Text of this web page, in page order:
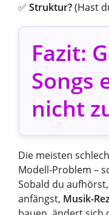
✅ Struktur?(Hast
Fazit:
Songs
nicht
Die meisten
Modell-Problem –
Sobald du
anfängst, Musik-